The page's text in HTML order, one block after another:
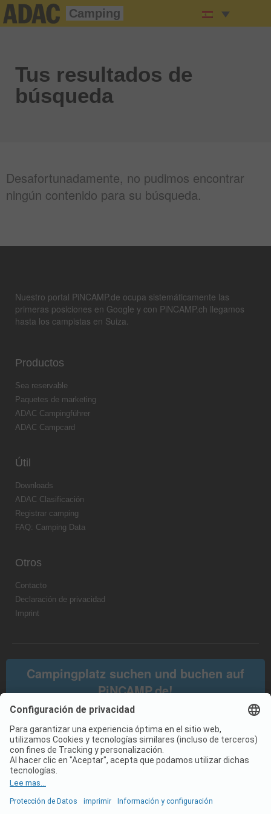
Camping
Tus resultados de
búsqueda
Desafortunadamente, no pudimos encontrar
ningún contenido para su búsqueda.
Nuestro portal PiNCAMP.de ocupa sistemáticamente las
primeras posiciones en Google y con PiNCAMP.ch llegamos
hasta los campistas en Suiza.
Productos
Sea reservable
Paquetes de marketing
ADAC Campingführer
ADAC Campcard
Útil
Downloads
ADAC Clasificación
Registrar camping
FAQ: Camping Data
Otros
Contacto
Declaración de privacidad
Imprint
Campingplatz suchen und buchen auf
PiNCAMP.de!